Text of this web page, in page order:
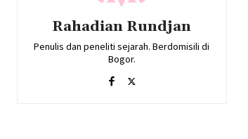
Rahadian Rundjan
Penulis dan peneliti sejarah. Berdomisili di
Bogor.